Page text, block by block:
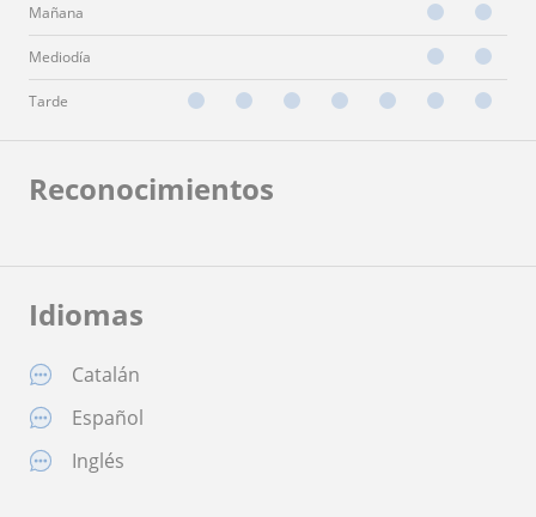
Mañana
Mediodía
Tarde
Reconocimientos
Idiomas
Catalán
Español
Inglés